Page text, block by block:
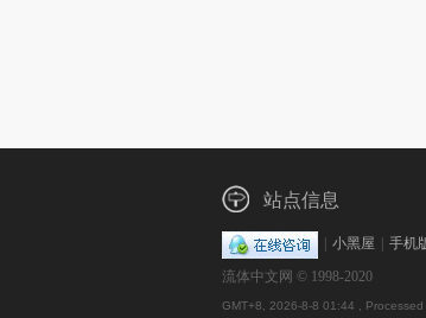
站点信息
小黑屋 手机
流体中文网 © 1998-2020
GMT+8, 2026-8-8 01:44 ,